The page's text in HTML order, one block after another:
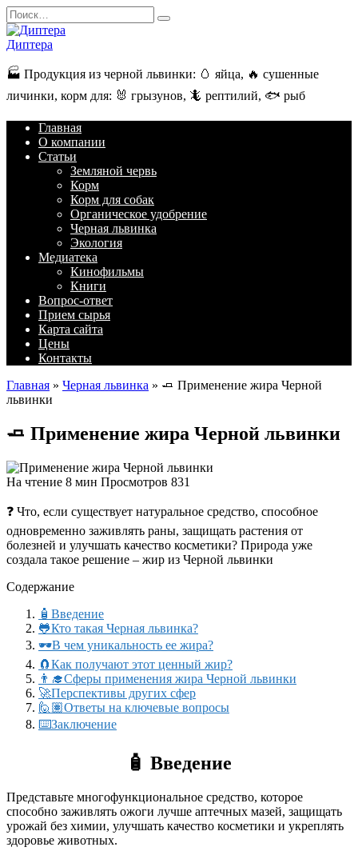
Перейти
к
содержанию
Search
for:
Диптера
🏭️ Продукция из черной львинки: 🥚 яйца, 🔥 сушенные
личинки, корм для: 🐰 грызунов, 🦎 рептилий, 🐟 рыб
Главная
О компании
Статьи
Земляной червь
Корм
Корм для собак
Органическое удобрение
Черная львинка
Экология
Медиатека
Кинофильмы
Книги
Вопрос-ответ
Прием сырья
Карта сайта
Цены
Контакты
Главная » Черная львинка » 🧈 Применение жира Черной
львинки
🧈 Применение жира Черной львинки
На чтение 8 мин Просмотров 831
❓ Что, если существует натуральное средство, способное
одновременно заживлять раны, защищать растения от
болезней и улучшать качество косметики? Природа уже
создала такое решение – жир из Черной львинки
Содержание
🧴Введение
🐸Кто такая Черная львинка?
🕶️В чем уникальность ее жира?
🧲Как получают этот ценный жир?
👨‍🎓Сферы применения жира Черной львинки
🚀Перспективы других сфер
🙋🏽Ответы на ключевые вопросы
⌨️Заключение
🧴 Введение
Представьте многофункциональное средство, которое
способно заживлять ожоги лучше аптечных мазей, защищать
урожай без химии, улучшать качество косметики и укреплять
здоровье животных.